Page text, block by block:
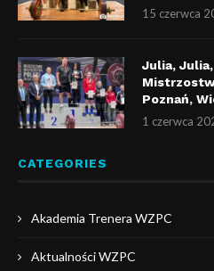
15 czerwca
Julia,
Mistrzostw
Poznań,
1 czerwca
CATEGORIES
Akademia Trenera WZPC
Aktualności WZPC